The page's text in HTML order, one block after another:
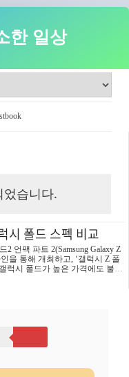
한 일상
었습니다.
시 폴드 스펙 비교
2 언팩 파트 2(Samsung Galaxy Z
인을 통해 개최하고, ‘갤럭시 Z 폴
럭시 폴드가 높은 가격에도 불구
는 소개했습니다. 폴드 시리즈가
자인과 혁신으로 우리 일상생활
될지 기대됩니다. 아래 비교..